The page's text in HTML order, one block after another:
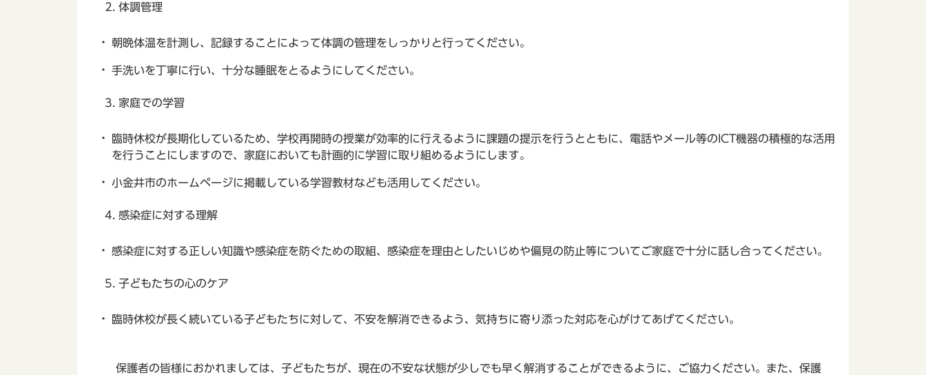
2. 体調管理
朝晩体温を計測し、記録することによって体調の管理をしっかりと行ってください。
手洗いを丁寧に行い、十分な睡眠をとるようにしてください。
3. 家庭での学習
臨時休校が長期化しているため、学校再開時の授業が効率的に行えるように課題の提示を行うとともに、電話やメール等のICT機器の積極的な活用
を行うことにしますので、家庭においても計画的に学習に取り組めるようにします。
小金井市のホームページに掲載している学習教材なども活用してください。
4. 感染症に対する理解
感染症に対する正しい知識や感染症を防ぐための取組、感染症を理由としたいじめや偏見の防止等についてご家庭で十分に話し合ってください。
5. 子どもたちの心のケア
臨時休校が長く続いている子どもたちに対して、不安を解消できるよう、気持ちに寄り添った対応を心がけてあげてください。
保護者の皆様におかれましては、子どもたちが、現在の不安な状態が少しでも早く解消することができるように、ご協力ください。また、保護